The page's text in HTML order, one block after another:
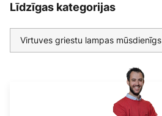
Līdzīgas kategorijas
Virtuves griestu lampas mūsdienīgs